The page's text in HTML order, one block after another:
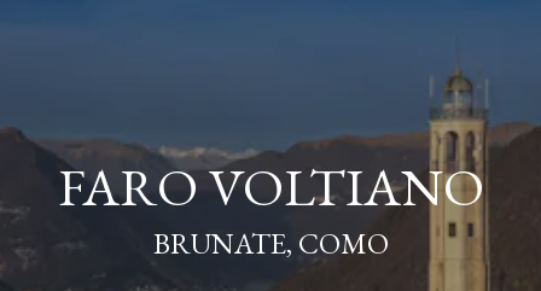
FARO VOLTIANO
BRUNATE, COMO
FARO VOLTIANO
BRUNATE, COMO